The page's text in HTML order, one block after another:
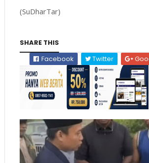
(SuDharTar)
SHARE THIS
Facebook
Twitter